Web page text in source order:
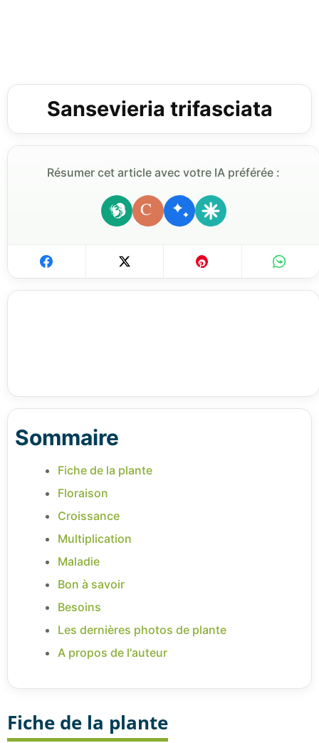
Sansevieria trifasciata
Résumer cet article avec votre IA préférée :
C
Sommaire
Fiche de la plante
Floraison
Croissance
Multiplication
Maladie
Bon à savoir
Besoins
Les dernières photos de plante
A propos de l'auteur
Fiche de la plante